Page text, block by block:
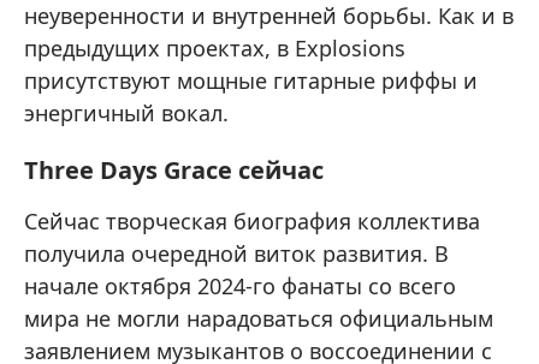
неуверенности и внутренней борьбы. Как и в
предыдущих проектах, в Explosions
присутствуют мощные гитарные риффы и
энергичный вокал.
Three Days Grace сейчас
Сейчас творческая биография коллектива
получила очередной виток развития. В
начале октября 2024-го фанаты со всего
мира не могли нарадоваться официальным
заявлением музыкантов о воссоединении с